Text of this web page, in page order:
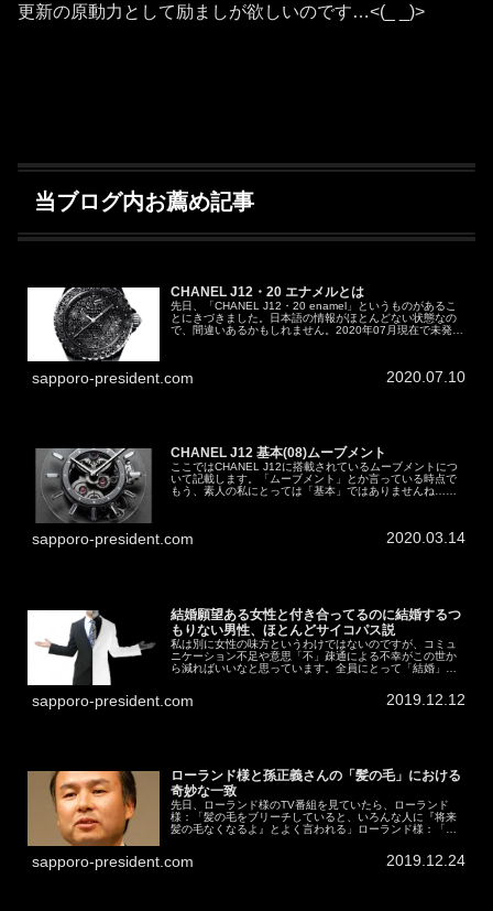
更新の原動力として励ましが欲しいのです…<(_ _)>
当ブログ内お薦め記事
CHANEL J12・20 エナメルとは
先日、「CHANEL J12・20 enamel」というものがあるこ
とにきづきました。日本語の情報がほとんどない状態なの
で、間違いあるかもしれません。2020年07月現在で未発売
sapporo-president.com 2020.07.10
CHANEL J12 基本(08)ムーブメント
ここではCHANEL J12に搭載されているムーブメントにつ
いて記載します。「ムーブメント」とか言っている時点で
もう、素人の私にとっては「基本」ではありませんね…調
sapporo-president.com 2020.03.14
結婚願望ある女性と付き合ってるのに結婚するつ
もりない男性、ほとんどサイコパス説
私は別に女性の味方というわけではないのですが、コミュ
ニケーション不足や意思「不」疎通による不幸がこの世か
ら減ればいいなと思っています。全員にとって「結婚」
sapporo-president.com 2019.12.12
ローランド様と孫正義さんの「髪の毛」における
奇妙な一致
先日、ローランド様のTV番組を見ていたら、ローランド
様：「髪の毛をブリーチしていると、いろんな人に『将来
髪の毛なくなるよ』とよく言われる」ローランド様：「俺
sapporo-president.com 2019.12.24